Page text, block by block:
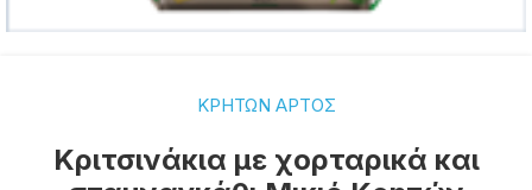
ΚΡΗΤΩΝ ΑΡΤΟΣ
Κριτσινάκια με χορταρικά και